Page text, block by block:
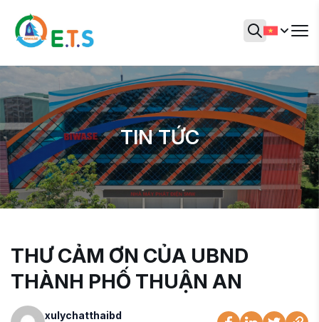
TIN TỨC
THƯ CẢM ƠN CỦA UBND
THÀNH PHỐ THUẬN AN
xulychatthaibd